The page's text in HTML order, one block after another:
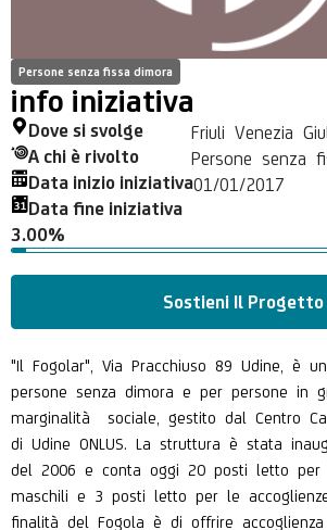
Persone senza fissa dimora
info iniziativa
Dove si svolge Friuli Venezia
A chi è rivolto Persone senza
Data inizio iniziativa01/01/2017
Data fine iniziativa
3.00%
Sostieni Il Progetto
"Il Fogolar", Via Pracchiuso 89 Udine, è
persone senza dimora e per persone in
marginalità sociale, gestito dal Centro
di Udine ONLUS. La struttura è stata
del 2006 e conta oggi 20 posti letto per
maschili e 3 posti letto per le
finalità del Fogola è di offrire